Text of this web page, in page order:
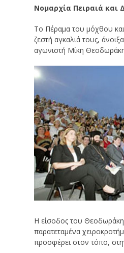
Νομαρχία Πειραιά και
Το Πέραμα του μόχθου
ζεστή αγκαλιά τους,
αγωνιστή Μίκη
Η είσοδος του
παρατεταμένα
προσφέρει στον τόπο,